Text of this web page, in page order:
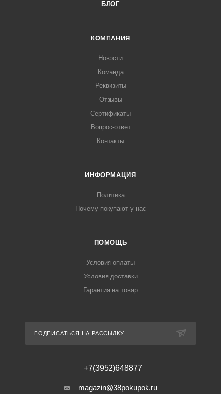
БЛОГ
КОМПАНИЯ
Новости
Команда
Реквизиты
Отзывы
Сертификаты
Вопрос-ответ
Контакты
ИНФОРМАЦИЯ
Политика
Почему покупают у нас
ПОМОЩЬ
Условия оплаты
Условия доставки
Гарантия на товар
ПОДПИСАТЬСЯ НА РАССЫЛКУ
+7(3952)648877
magazin@38pokupok.ru